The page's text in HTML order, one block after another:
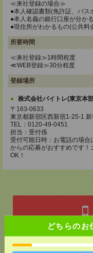
どちらのお
≪来社登録の場合≫
●本人確認書類(免許証、パス
●本人名義の銀行口座が分か
●現住所がわかるもの(公共料
所要時間
≪来社登録≫1時間程度
≪WEB登録≫30分程度
登録場所
株式会社バイトレ(東京本
〒163-0633
東京都新宿区西新宿1-25-1
TEL：0120-49-0451
担当：受付係
受付可能日時：お電話の場
からの応募がおすすめです
OK！